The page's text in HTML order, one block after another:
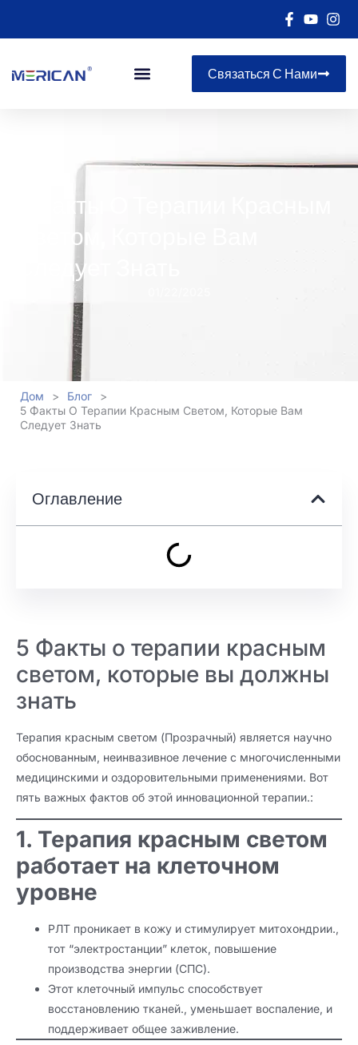
Связаться С Нами
5 Факты О Терапии Красным
Светом, Которые Вам
Следует Знать
Дом > Блог
>
5 Факты О Терапии Красным Светом, Которые Вам
Следует Знать
Оглавление
5 Факты о терапии красным
светом, которые вы должны
знать
Терапия красным светом (Прозрачный) является научно
обоснованным, неинвазивное лечение с многочисленными
медицинскими и оздоровительными применениями. Вот
пять важных фактов об этой инновационной терапии.:
1. Терапия красным светом
работает на клеточном
уровне
РЛТ проникает в кожу и стимулирует митохондрии.,
тот “электростанции” клеток, повышение
производства энергии (СПС).
Этот клеточный импульс способствует
восстановлению тканей., уменьшает воспаление, и
поддерживает общее заживление.